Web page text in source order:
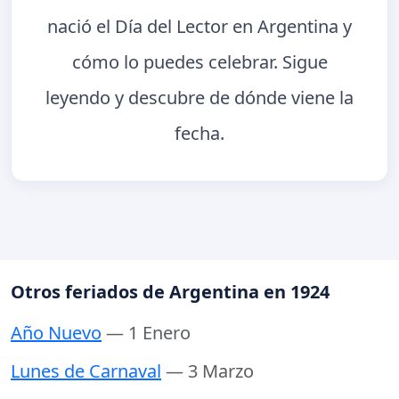
nació el Día del Lector en Argentina y
cómo lo puedes celebrar. Sigue
leyendo y descubre de dónde viene la
fecha.
Otros feriados de Argentina en 1924
Año Nuevo — 1 Enero
Lunes de Carnaval — 3 Marzo